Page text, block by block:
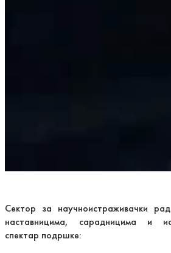
Сектор за научноистраживачки
наставницима, сарадницима и
спектар подршке: